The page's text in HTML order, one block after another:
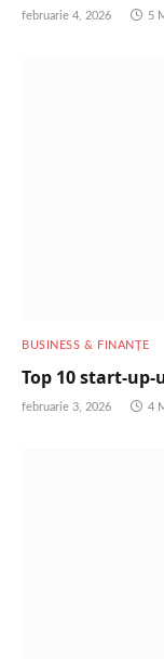
februarie 4, 2026 5
BUSINESS & FINANȚE
Top 10 start-
februarie 3, 2026 4